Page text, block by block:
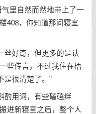
里自然而然地带上了一
408，你知道那间寝室
好奇，但更多的是认
些传言，不过我住在梧
是很清楚了。”
用词，有些磕磕绊
新寝室之后，整个人